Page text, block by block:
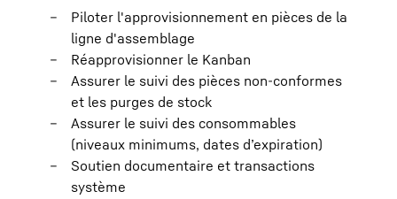
Piloter l'approvisionnement en pièces de la
ligne d'assemblage
Réapprovisionner le Kanban
Assurer le suivi des pièces non-conformes
et les purges de stock
Assurer le suivi des consommables
(niveaux minimums, dates d’expiration)
Soutien documentaire et transactions
système